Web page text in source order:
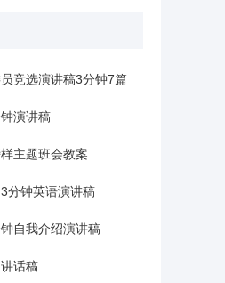
竞选演讲稿3分钟7篇
演讲稿
主题班会教案
分钟英语演讲稿
自我介绍演讲稿
话稿